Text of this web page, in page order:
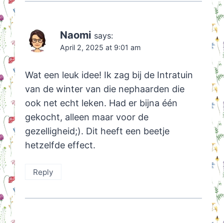
Naomi says:
April 2, 2025 at 9:01 am
Wat een leuk idee! Ik zag bij de Intratuin
van de winter van die nephaarden die
ook net echt leken. Had er bijna één
gekocht, alleen maar voor de
gezelligheid;). Dit heeft een beetje
hetzelfde effect.
Reply